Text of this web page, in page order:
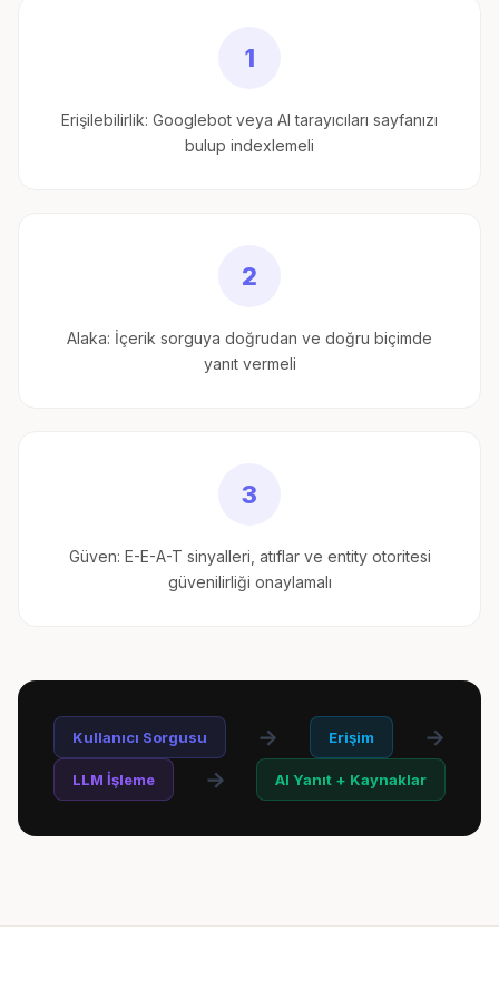
1
Erişilebilirlik: Googlebot veya AI tarayıcıları sayfanızı
bulup indexlemeli
2
Alaka: İçerik sorguya doğrudan ve doğru biçimde
yanıt vermeli
3
Güven: E-E-A-T sinyalleri, atıflar ve entity otoritesi
güvenilirliği onaylamalı
Kullanıcı Sorgusu → Erişim →
LLM İşleme → AI Yanıt + Kaynaklar